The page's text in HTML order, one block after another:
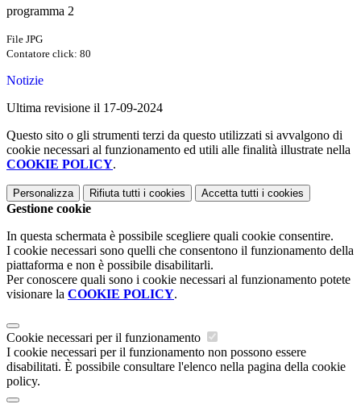
programma 2
File JPG
Contatore click: 80
Notizie
Ultima revisione il 17-09-2024
Questo sito o gli strumenti terzi da questo utilizzati si avvalgono di
cookie necessari al funzionamento ed utili alle finalità illustrate nella
COOKIE POLICY.
Personalizza Rifiuta tutti i cookies Accetta tutti i cookies
Gestione cookie
In questa schermata è possibile scegliere quali cookie consentire.
I cookie necessari sono quelli che consentono il funzionamento della
piattaforma e non è possibile disabilitarli.
Per conoscere quali sono i cookie necessari al funzionamento potete
visionare la COOKIE POLICY.
Cookie necessari per il funzionamento
I cookie necessari per il funzionamento non possono essere
disabilitati. È possibile consultare l'elenco nella pagina della cookie
policy.